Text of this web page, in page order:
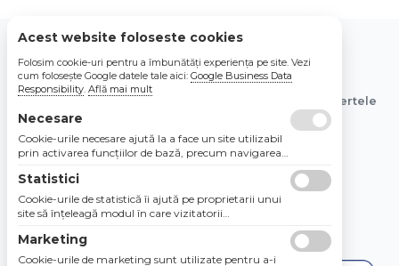
© 2026 Bebe Nou Online Store SRL
Toate preturile sunt exprimate in lei si includ tva. Ofertele
sunt valabile in limita stocului disponibil.
Acest website foloseste cookies
Folosim cookie-uri pentru a îmbunătăți experiența pe site. Vezi
cum folosește Google datele tale aici: Google Business Data
Responsibility. Află mai mult
Necesare
Cookie-urile necesare ajută la a face un site utilizabil
prin activarea funcţiilor de bază, precum navigarea
Site-ul nu poate funcţiona corespunzător fără aceste
cookie-uri.
Statistici
Cookie-urile de statistică îi ajută pe proprietarii unui
site să înţeleagă modul în care vizitatorii
raportarea informaţiilor în mod anonim.
Marketing
Cookie-urile de marketing sunt utilizate pentru a-i